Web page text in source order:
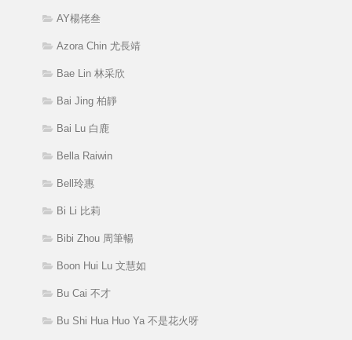
AY楊佬叁
Azora Chin 尤長靖
Bae Lin 林采欣
Bai Jing 柏靜
Bai Lu 白鹿
Bella Raiwin
Bell玲惠
Bi Li 比莉
Bibi Zhou 周筆暢
Boon Hui Lu 文慧如
Bu Cai 不才
Bu Shi Hua Huo Ya 不是花火呀